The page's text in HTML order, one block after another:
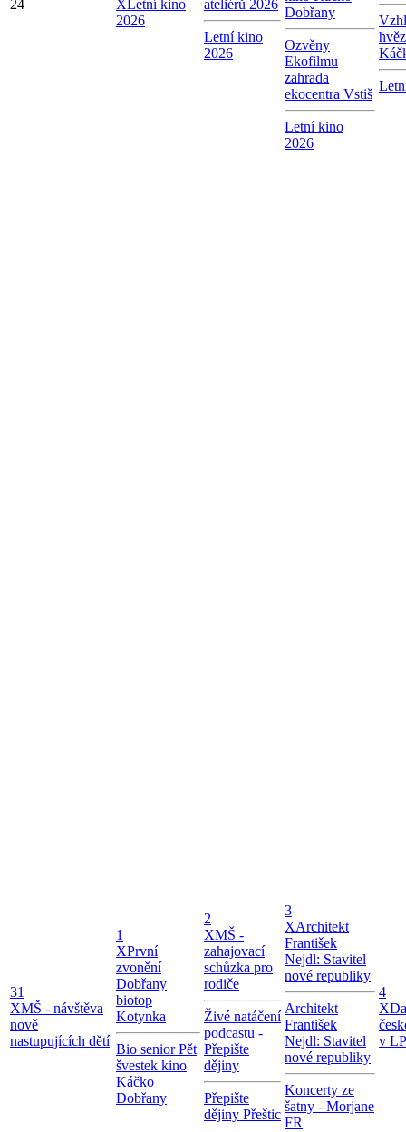
24 X Letní kino
2026
ateliérů 2026
Letní kino
2026
Dobřany
Ozvěny
Ekofilmu
zahrada
ekocentra Vstiš
Letní kino
2026
31
XMŠ - návštěva
nově
nastupujících dětí
1
XPrvní
zvonění
Dobřany
biotop
Kotynka
Bio senior Pět
švestek kino
Káčko
Dobřany
2
XMŠ -
zahajovací
schůzka pro
rodiče
Živé natáčení
podcastu -
Přepište
dějiny
Přepište
dějiny Přeštic
3
XArchitekt
František
Nejdl: Stavitel
nové republiky
Architekt
František
Nejdl: Stavitel
nové republiky
Koncerty ze
šatny - Morjane
FR
4
X
v